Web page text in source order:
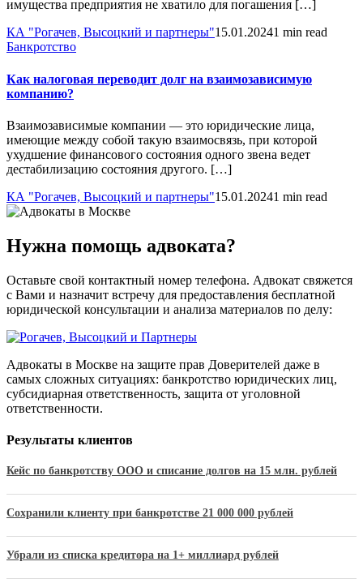
имущества предприятия не хватило для погашения […]
КА "Рогачев, Высоцкий и партнеры"15.01.20241 min read
Банкротство
Как налоговая переводит долг на взаимозависимую
компанию?
Взаимозависимые компании — это юридические лица,
имеющие между собой такую взаимосвязь, при которой
ухудшение финансового состояния одного звена ведет
дестабилизацию состояния другого. […]
КА "Рогачев, Высоцкий и партнеры"15.01.20241 min read
Нужна помощь адвоката?
Оставьте свой контактный номер телефона. Адвокат свяжется
с Вами и назначит встречу для предоставления бесплатной
юридической консультации и анализа материалов по делу:
Адвокаты в Москве на защите прав Доверителей даже в
самых сложных ситуациях: банкротство юридических лиц,
субсидиарная ответственность, защита от уголовной
ответственности.
Результаты клиентов
Кейс по банкротству ООО и списание долгов на 15 млн. рублей
Сохранили клиенту при банкротстве 21 000 000 рублей
Убрали из списка кредитора на 1+ миллиард рублей